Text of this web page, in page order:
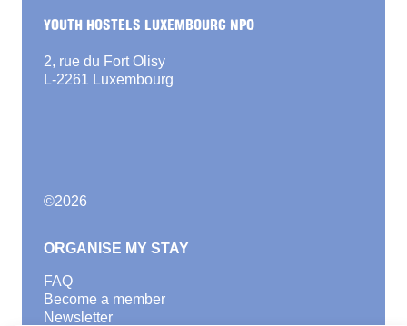
YOUTH HOSTELS LUXEMBOURG NPO
2, rue du Fort Olisy
L-2261 Luxembourg
©2026
ORGANISE MY STAY
FAQ
Become a member
Newsletter